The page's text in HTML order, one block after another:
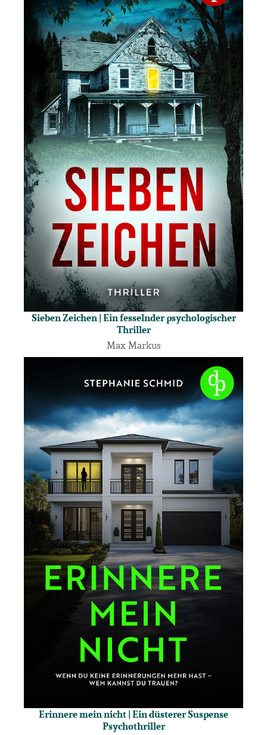
Sieben Zeichen | Ein fesselnder psychologischer
Thriller
Max Markus
Erinnere mein nicht | Ein düsterer Suspense
Psychothriller